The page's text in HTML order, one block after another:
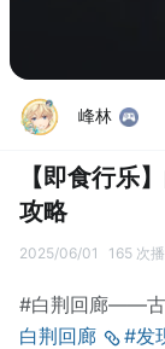
峰林
【即食行乐
攻略
2025/06/01 165 次
#白荆回廊——
白荆回廊
#发